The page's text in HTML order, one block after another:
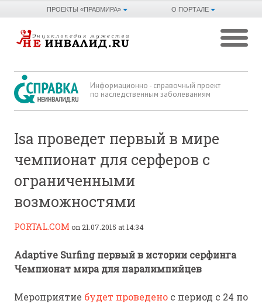
О ПОРТАЛЕ
ПРОЕКТЫ «ПРАВМИРА»
Информационно - справочный проект
по наследственным заболеваниям
Isa проведет первый в мире
чемпионат для серферов с
ограниченными
возможностями
PORTAL.COM on 21.07.2015 at 14:34
Adaptive Surfing первый в истории серфинга
Чемпионат мира для паралимпийцев
Мероприятие будет проведено с период с 24 по